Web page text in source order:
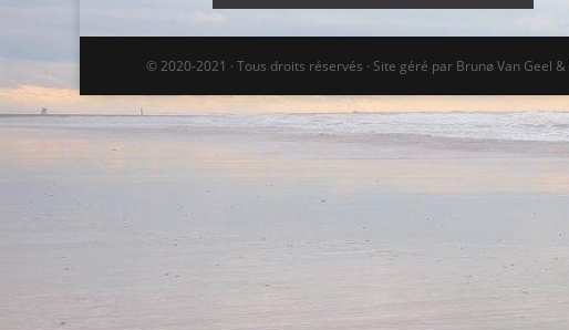
© 2020-2021 · Tous droits réservés · Site géré par Brunø Van Geel &